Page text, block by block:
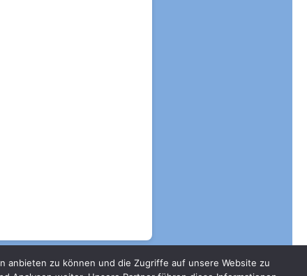
anbieten zu können und die Zugriffe auf unsere Website zu